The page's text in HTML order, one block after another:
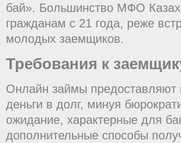
бай». Большинство МФО
гражданам с 21 года, реже
молодых заемщиков.
Требования к
Онлайн займы предоставляют
деньги в долг, минуя
ожидание, характерные для
дополнительные способы